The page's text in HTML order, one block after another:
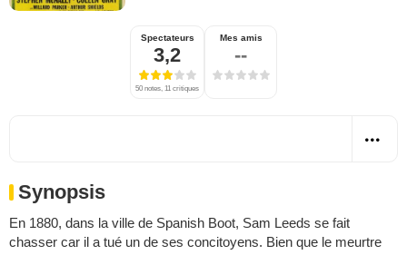
Spectateurs
3,2
50 notes, 11 critiques
Mes amis
--
Synopsis
En 1880, dans la ville de Spanish Boot, Sam Leeds se fait
chasser car il a tué un de ses concitoyens. Bien que le meurtre